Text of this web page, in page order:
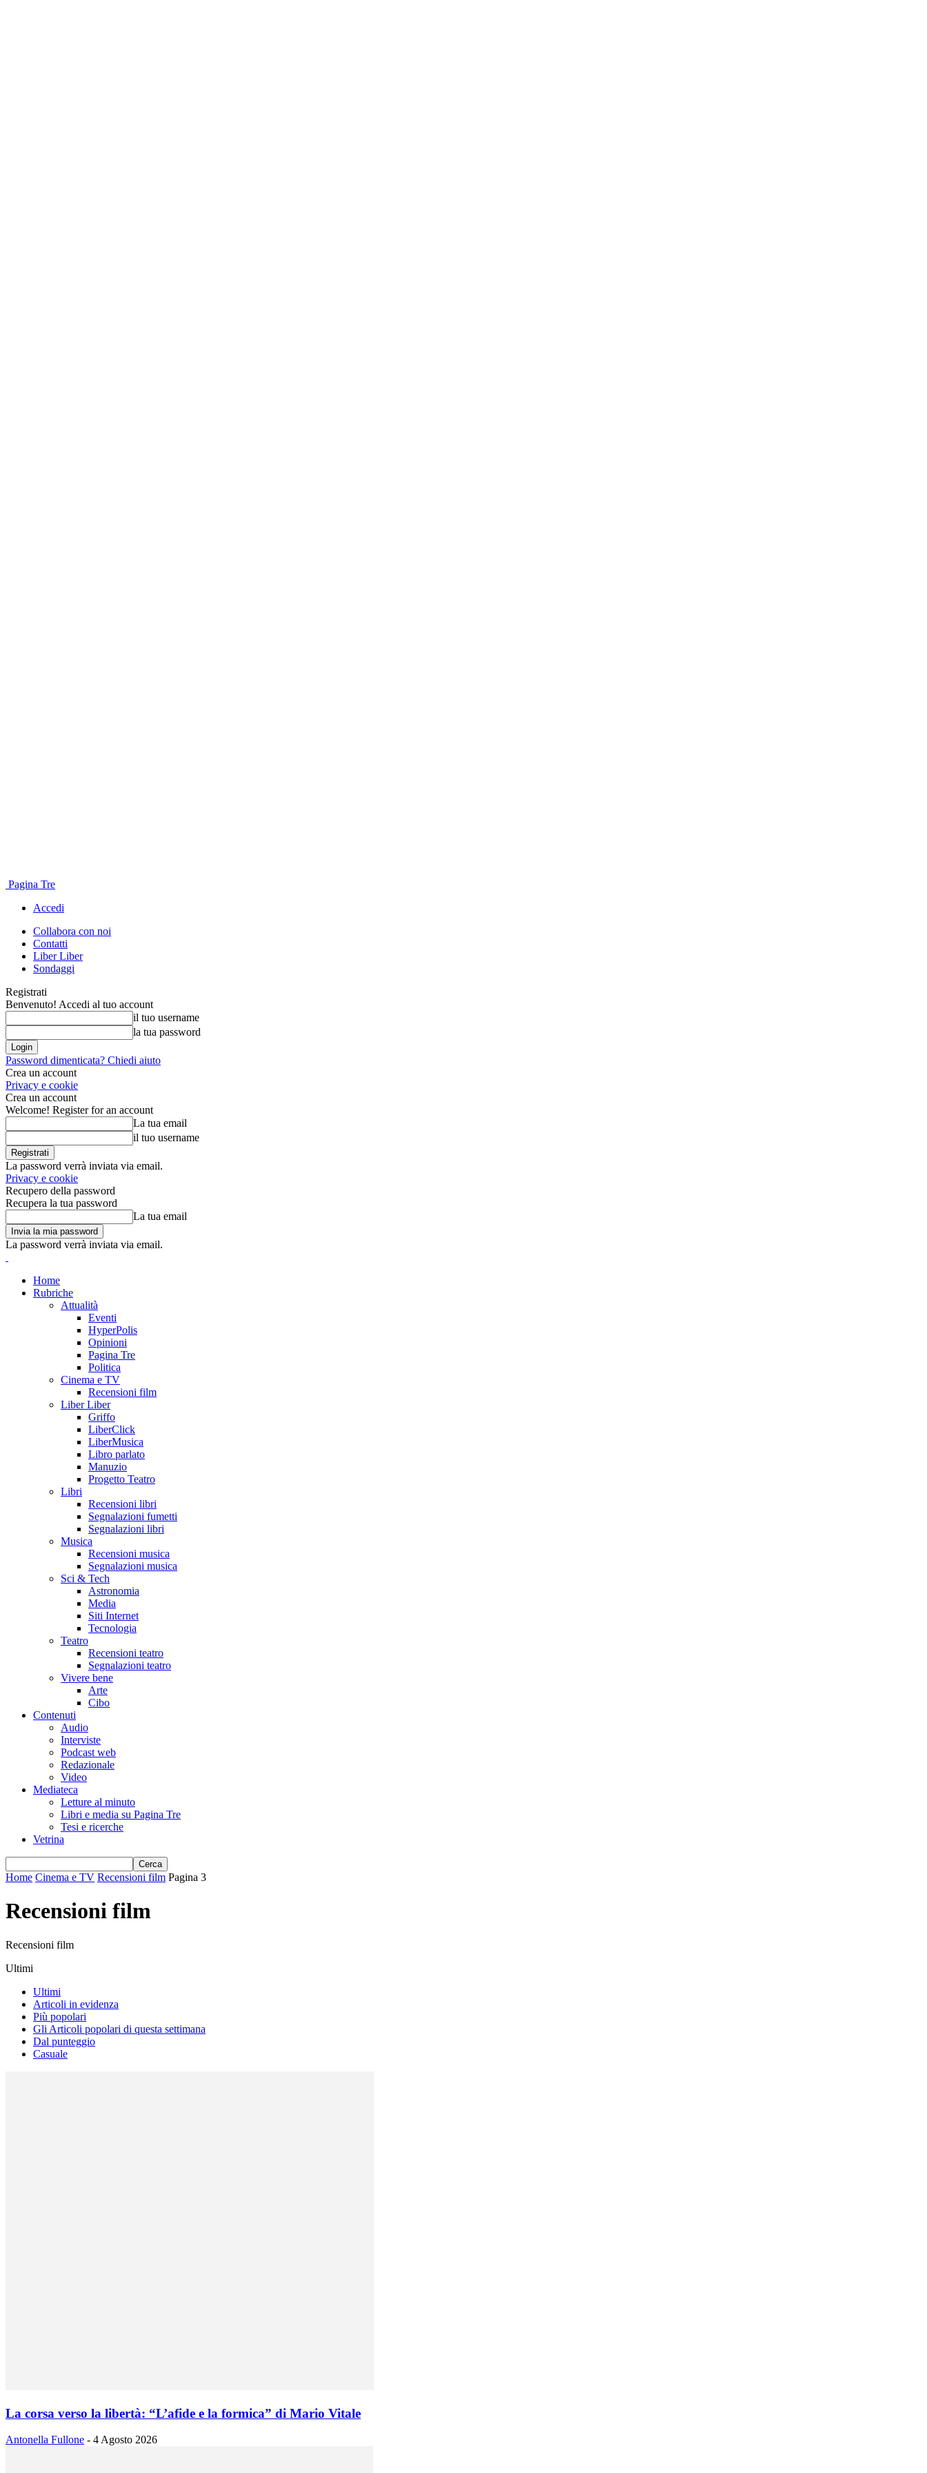
Pagina Tre
Accedi
Collabora con noi
Contatti
Liber Liber
Sondaggi
Registrati
Benvenuto! Accedi al tuo account
il tuo username
la tua password
Password dimenticata? Chiedi aiuto
Crea un account
Privacy e cookie
Crea un account
Welcome! Register for an account
La tua email
il tuo username
La password verrà inviata via email.
Privacy e cookie
Recupero della password
Recupera la tua password
La tua email
La password verrà inviata via email.
Home
Rubriche
Attualità
Eventi
HyperPolis
Opinioni
Pagina Tre
Politica
Cinema e TV
Recensioni film
Liber Liber
Griffo
LiberClick
LiberMusica
Libro parlato
Manuzio
Progetto Teatro
Libri
Recensioni libri
Segnalazioni fumetti
Segnalazioni libri
Musica
Recensioni musica
Segnalazioni musica
Sci & Tech
Astronomia
Media
Siti Internet
Tecnologia
Teatro
Recensioni teatro
Segnalazioni teatro
Vivere bene
Arte
Cibo
Contenuti
Audio
Interviste
Podcast web
Redazionale
Video
Mediateca
Letture al minuto
Libri e media su Pagina Tre
Tesi e ricerche
Vetrina
Home Cinema e TV Recensioni film Pagina 3
Recensioni film
Recensioni film
Ultimi
Ultimi
Articoli in evidenza
Più popolari
Gli Articoli popolari di questa settimana
Dal punteggio
Casuale
La corsa verso la libertà: “L’afide e la formica” di Mario Vitale
Antonella Fullone - 4 Agosto 2026